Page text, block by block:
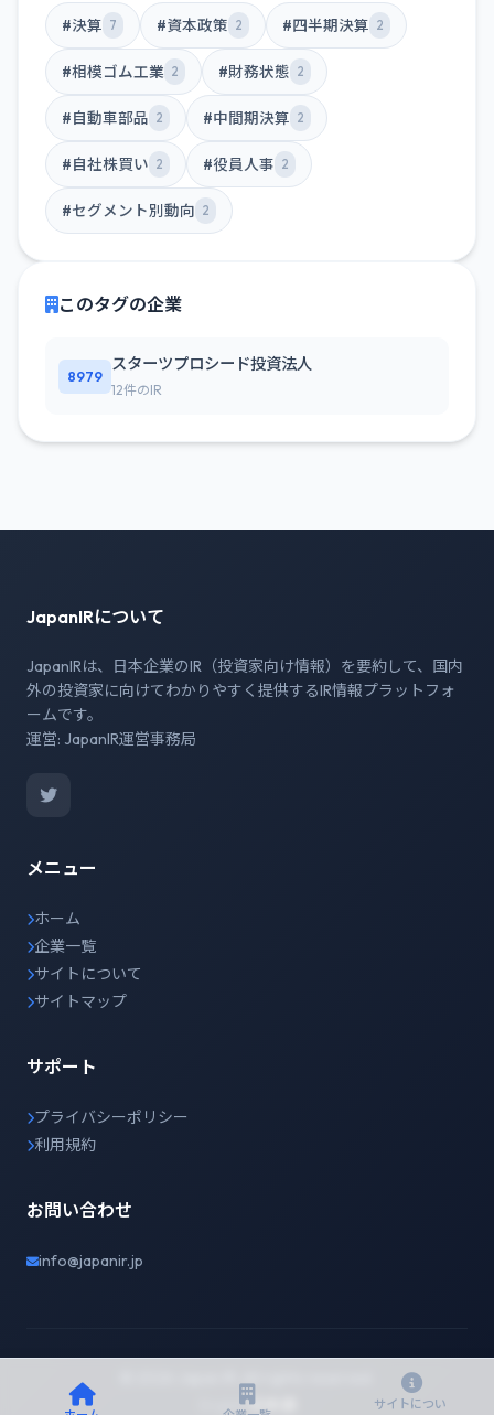
#決算 7 #資本政策 2 #四半期決算 2
#相模ゴム工業 2 #財務状態 2
#自動車部品 2 #中間期決算 2
#自社株買い 2 #役員人事 2
#セグメント別動向 2
このタグの企業
8979
スターツプロシード投資法人
12件のIR
JapanIRについて
JapanIRは、日本企業のIR（投資家向け情報）を要約して、国内
外の投資家に向けてわかりやすく提供するIR情報プラットフォ
ームです。
運営: JapanIR運営事務局
メニュー
ホーム
企業一覧
サイトについて
サイトマップ
サポート
プライバシーポリシー
利用規約
お問い合わせ
info@japanir.jp
English日本語 サイトについ